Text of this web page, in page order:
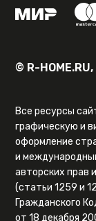
© R-
Все ресурсы
графическую и
оформление
и
авторских прав
(статьи 1259 и
Гражданского
от 18 декабря